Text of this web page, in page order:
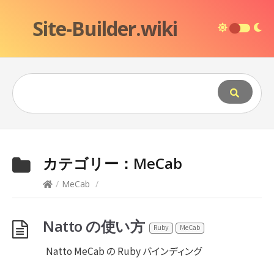
Site-Builder.wiki
カテゴリー： MeCab
/ MeCab /
Natto の使い方 Ruby MeCab
Natto MeCab の Ruby バインディング